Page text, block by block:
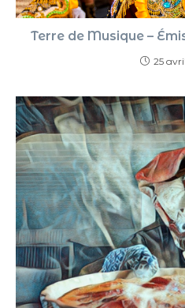
Terre de Musique –
25